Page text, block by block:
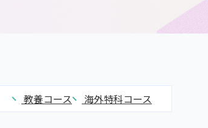
教養コース 海外特科コース